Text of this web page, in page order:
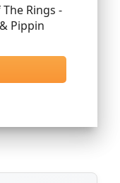
Rings -
Pippin